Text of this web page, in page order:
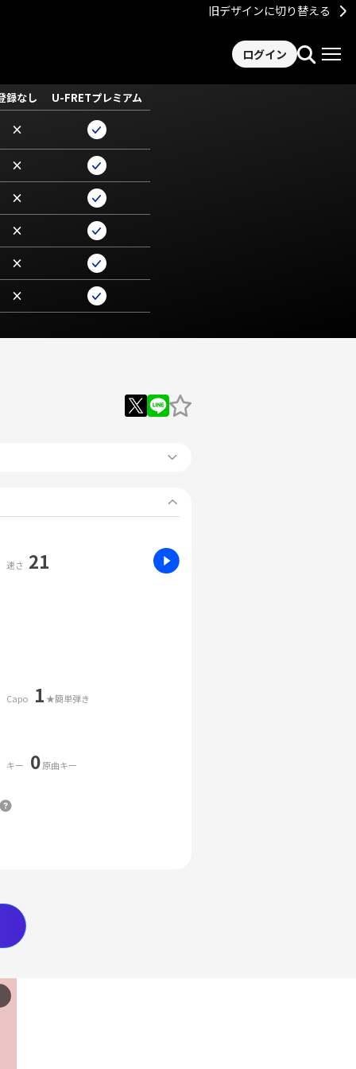
旧デザインに切り替える
ログイン
録なし U-FRETプレミアム
×
×
×
×
×
×
速さ 21
Capo 1 ★簡単弾き
キー 0原曲キー